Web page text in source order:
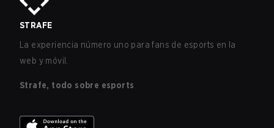
STRAFE
La experiencia número uno para fans de esports en la
web y móvil.
Strafe, todo sobre esports